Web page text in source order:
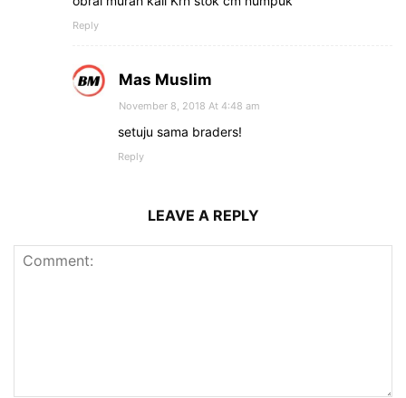
Reply
Mas Muslim
November 8, 2018 At 4:48 am
setuju sama braders!
Reply
LEAVE A REPLY